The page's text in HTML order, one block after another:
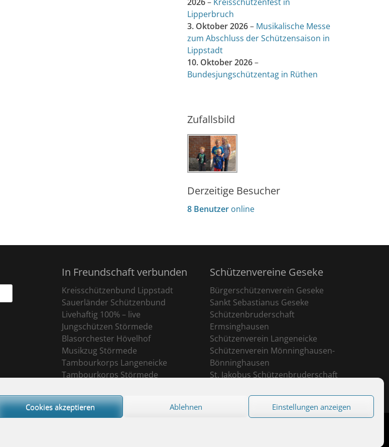
Cookies akzeptieren Ablehnen Einstellungen anzeigen
Lipperbruch
3. Oktober 2026– Musikalische Messe
zum Abschluss der Schützensaison in
Lippstadt
10. Oktober 2026–
Bundesjungschützentag in Rüthen
Zufallsbild
Derzeitige Besucher
8 Benutzer online
In Freundschaft verbunden
Kreisschützenbund Lippstadt
Sauerländer Schützenbund
Livehaftig 100% – live
Jungschützen Störmede
Blasorchester Hövelhof
Musikzug Störmede
Tambourkorps Langeneicke
Tambourkorps Störmede
Schützenvereine Geseke
Bürgerschützenverein Geseke
Sankt Sebastianus Geseke
Schützenbruderschaft
Ermsinghausen
Schützenverein Langeneicke
Schützenverein Mönninghausen-
Bönninghausen
St. Jakobus Schützenbruderschaft